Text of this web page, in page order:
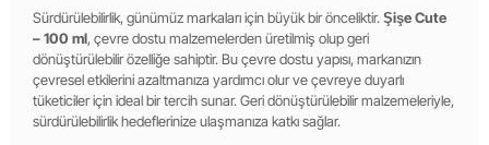
Sürdürülebilirlik, günümüz markaları için büyük bir önceliktir.Şişe Cute
– 100 ml, çevre dostu malzemelerden üretilmiş olup geri
dönüştürülebilir özelliğe sahiptir. Bu çevre dostu yapısı, markanızın
çevresel etkilerini azaltmanıza yardımcı olur ve çevreye duyarlı
tüketiciler için ideal bir tercih sunar. Geri dönüştürülebilir malzemeleriyle,
sürdürülebilirlik hedeflerinize ulaşmanıza katkı sağlar.